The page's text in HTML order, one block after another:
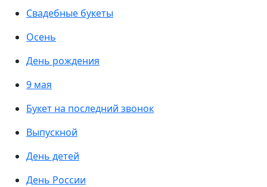
Свадебные букеты
Осень
День рождения
9 мая
Букет на последний звонок
Выпускной
День детей
День России